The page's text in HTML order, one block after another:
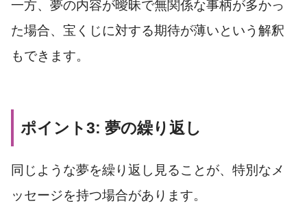
一方、夢の内容が曖昧で無関係な事柄が多かっ
た場合、宝くじに対する期待が薄いという解釈
もできます。
ポイント3: 夢の繰り返し
同じような夢を繰り返し見ることが、特別なメ
ッセージを持つ場合があります。